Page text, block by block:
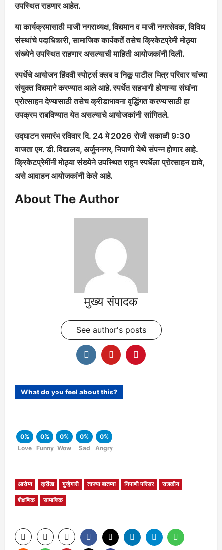
उपस्थित राहणार आहेत.
या कार्यक्रमासाठी माजी नगराध्यक्ष, विद्यमान व माजी नगरसेवक, विविध
संस्थांचे पदाधिकारी, सामाजिक कार्यकर्ते तसेच क्रिकेटप्रेमी मोठ्या
संख्येने उपस्थित राहणार असल्याची माहिती आयोजकांनी दिली.
स्पर्धेचे आयोजन हिंदवी स्पोर्ट्स क्लब व निकू पाटील मित्र परिवार यांच्या
संयुक्त विद्यमाने करण्यात आले आहे. स्पर्धेत सहभागी होणाऱ्या संघांना
प्रोत्साहन देण्यासाठी तसेच क्रीडाभावना वृद्धिंगत करण्यासाठी हा
उपक्रम राबविण्यात येत असल्याचे आयोजकांनी सांगितले.
उद्घाटन समारंभ रविवार दि. 24 मे 2026 रोजी सकाळी 9:30
वाजता एम. डी. विद्यालय, अर्जुननगर, निपाणी येथे संपन्न होणार आहे.
क्रिकेटप्रेमींनी मोठ्या संख्येने उपस्थित राहून स्पर्धेला प्रोत्साहन द्यावे,
असे आवाहन आयोजकांनी केले आहे.
About The Author
मुख्य संपादक
See author's posts
What do you feel about this?
0%
Love
0%
Funny
0%
Wow
0%
Sad
0%
Angry
आरोग्य क्रीडा गुन्हेगारी ताज्या बातम्या निपाणी परिसर राजकीय
शैक्षणिक सामाजिक